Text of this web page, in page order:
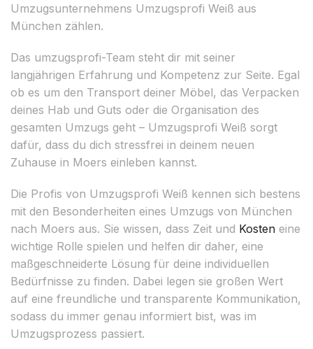
Umzugsunternehmens Umzugsprofi Weiß aus
München zählen.
Das umzugsprofi-Team steht dir mit seiner
langjährigen Erfahrung und Kompetenz zur Seite. Egal
ob es um den Transport deiner Möbel, das Verpacken
deines Hab und Guts oder die Organisation des
gesamten Umzugs geht – Umzugsprofi Weiß sorgt
dafür, dass du dich stressfrei in deinem neuen
Zuhause in Moers einleben kannst.
Die Profis von Umzugsprofi Weiß kennen sich bestens
mit den Besonderheiten eines Umzugs von München
nach Moers aus. Sie wissen, dass Zeit und Kosten eine
wichtige Rolle spielen und helfen dir daher, eine
maßgeschneiderte Lösung für deine individuellen
Bedürfnisse zu finden. Dabei legen sie großen Wert
auf eine freundliche und transparente Kommunikation,
sodass du immer genau informiert bist, was im
Umzugsprozess passiert.